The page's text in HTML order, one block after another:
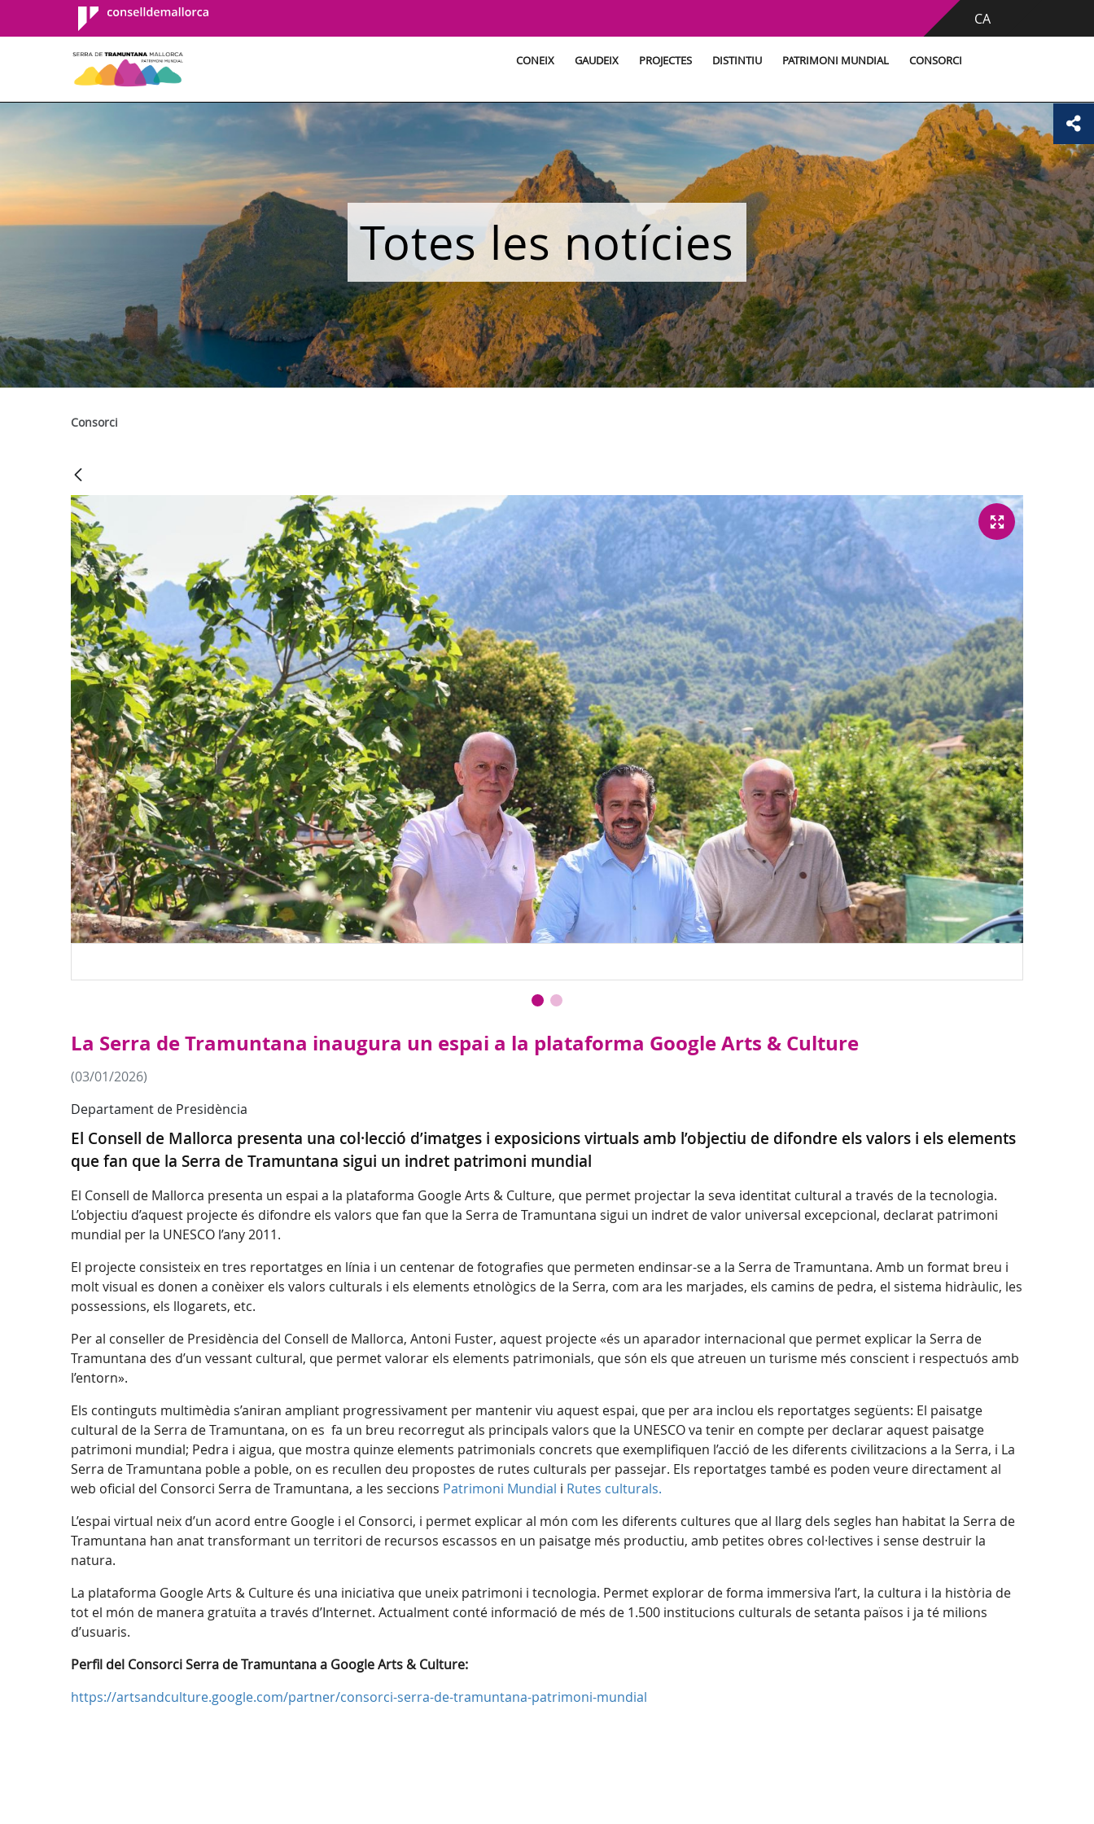
Consell de
Mallorca
CA
CONEIX GAUDEIX PROJECTES DISTINTIU PATRIMONI MUNDIAL CONSORCI
Totes les notícies
Consorci
La Serra de Tramuntana inaugura un espai a la plataforma Google Arts & Culture
(03/01/2026)
Departament de Presidència
El Consell de Mallorca presenta una col·lecció d’imatges i exposicions virtuals amb l’objectiu de difondre els valors i els elements
que fan que la Serra de Tramuntana sigui un indret patrimoni mundial
El Consell de Mallorca presenta un espai a la plataforma Google Arts & Culture, que permet projectar la seva identitat cultural a través de la tecnologia.
L’objectiu d’aquest projecte és difondre els valors que fan que la Serra de Tramuntana sigui un indret de valor universal excepcional, declarat patrimoni
mundial per la UNESCO l’any 2011.
El projecte consisteix en tres reportatges en línia i un centenar de fotografies que permeten endinsar-se a la Serra de Tramuntana. Amb un format breu i
molt visual es donen a conèixer els valors culturals i els elements etnològics de la Serra, com ara les marjades, els camins de pedra, el sistema hidràulic, les
possessions, els llogarets, etc.
Per al conseller de Presidència del Consell de Mallorca, Antoni Fuster, aquest projecte «és un aparador internacional que permet explicar la Serra de
Tramuntana des d’un vessant cultural, que permet valorar els elements patrimonials, que són els que atreuen un turisme més conscient i respectuós amb
l’entorn».
Els continguts multimèdia s’aniran ampliant progressivament per mantenir viu aquest espai, que per ara inclou els reportatges següents: El paisatge
cultural de la Serra de Tramuntana, on es fa un breu recorregut als principals valors que la UNESCO va tenir en compte per declarar aquest paisatge
patrimoni mundial; Pedra i aigua, que mostra quinze elements patrimonials concrets que exemplifiquen l’acció de les diferents civilitzacions a la Serra, i La
Serra de Tramuntana poble a poble, on es recullen deu propostes de rutes culturals per passejar. Els reportatges també es poden veure directament al
web oficial del Consorci Serra de Tramuntana, a les seccions Patrimoni Mundial i Rutes culturals.
L’espai virtual neix d’un acord entre Google i el Consorci, i permet explicar al món com les diferents cultures que al llarg dels segles han habitat la Serra de
Tramuntana han anat transformant un territori de recursos escassos en un paisatge més productiu, amb petites obres col·lectives i sense destruir la
natura.
La plataforma Google Arts & Culture és una iniciativa que uneix patrimoni i tecnologia. Permet explorar de forma immersiva l’art, la cultura i la història de
tot el món de manera gratuïta a través d’Internet. Actualment conté informació de més de 1.500 institucions culturals de setanta països i ja té milions
d’usuaris.
Perfil del Consorci Serra de Tramuntana a Google Arts & Culture:
https://artsandculture.google.com/partner/consorci-serra-de-tramuntana-patrimoni-mundial